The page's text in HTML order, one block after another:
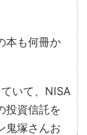
本も何冊か
いて、NISA
投資信託を
鬼塚さんお